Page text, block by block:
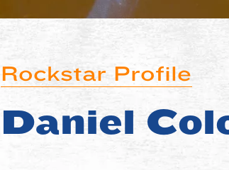
Rockstar Profile
Daniel